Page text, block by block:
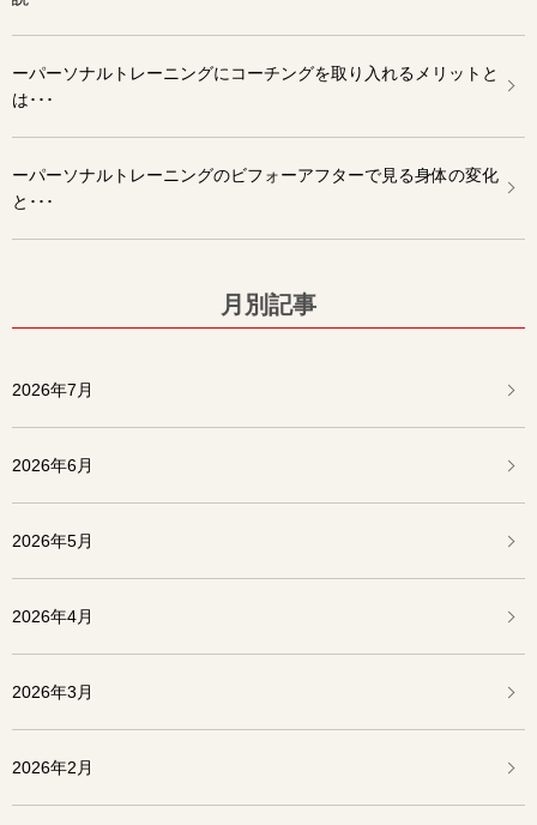
ーパーソナルトレーニングにコーチングを取り入れるメリットと
は･･･
ーパーソナルトレーニングのビフォーアフターで見る身体の変化
と･･･
月別記事
2026年7月
2026年6月
2026年5月
2026年4月
2026年3月
2026年2月